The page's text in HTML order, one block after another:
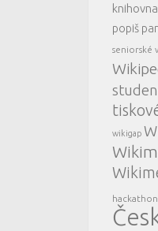
knihovna
popiš
seniorské
wikigap
hackathon